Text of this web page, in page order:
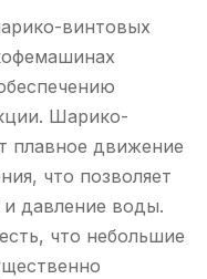
винтовых
Шарико-
плавное движение
что позволяет
и давление воды.
что небольшие